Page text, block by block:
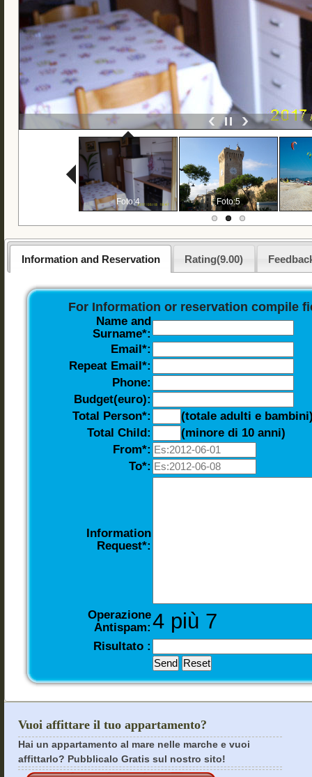
Foto:4 Foto:5
Information and Reservation Rating(9.00)
For Information or reservation compile
Name and
Surname*:
Email*:
Repeat Email*:
Phone:
Budget(euro):
Total Person*:
(totale adulti e
Total Child:
(minore di 10 anni)
From*:
To*:
Information
Request*:
Operazione
Antispam: 4 più 7
Risultato :
Vuoi affittare il tuo appartamento?
Hai un appartamento al mare nelle marche e vuoi
affittarlo? Pubblicalo Gratis sul nostro sito!